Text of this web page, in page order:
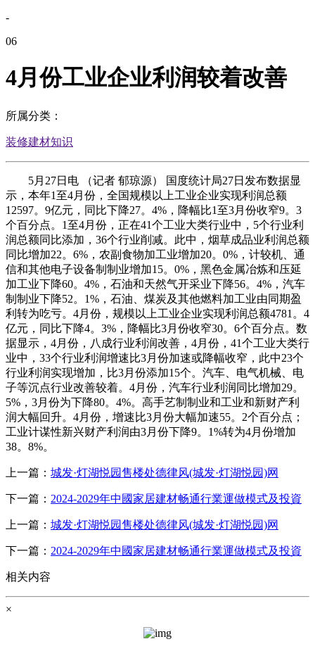
-
06
4月份工业企业利润较着改善
所属分类：
装修建材知识
5月27日电 （记者 郁琼源） 国度统计局27日发布数据显
示，本年1至4月份，全国规模以上工业企业实现利润总额
12597。9亿元，同比下降27。4%，降幅比1至3月份收窄9。3
个百分点。1至4月份，正在41个工业大类行业中，5个行业利
润总额同比添加，36个行业削减。此中，烟草成品业利润总额
同比增加22。6%，农副食物加工业增加20。0%，计较机、通
信和其他电子设备制制业增加15。0%，黑色金属冶炼和压延
加工业下降60。4%，石油和天然气开采业下降56。4%，汽车
制制业下降52。1%，石油、煤炭及其他燃料加工业由同期盈
利转为吃亏。4月份，规模以上工业企业实现利润总额4781。4
亿元，同比下降4。3%，降幅比3月份收窄30。6个百分点。数
据显示，4月份，八成行业利润改善，4月份，41个工业大类行
业中，33个行业利润增速比3月份加速或降幅收窄，此中23个
行业利润实现增加，比3月份添加15个。汽车、电气机械、电
子等沉点行业改善较着。4月份，汽车行业利润同比增加29。
5%，3月份为下降80。4%。高手艺制制业和工业和新财产利
润大幅回升。4月份，增速比3月份大幅加速55。2个百分点；
工业计谋性新兴财产利润由3月份下降9。1%转为4月份增加
38。8%。
上一篇： 城发·灯湖悦园售楼处德律风(城发·灯湖悦园)网
下一篇： 2024-2029年中國家居建材畅通行業運做模式及投資
上一篇： 城发·灯湖悦园售楼处德律风(城发·灯湖悦园)网
下一篇： 2024-2029年中國家居建材畅通行業運做模式及投資
相关内容
×